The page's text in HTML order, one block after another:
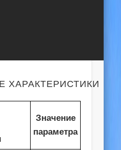
ХАРАКТЕРИСТИКИ
Значение
параметра